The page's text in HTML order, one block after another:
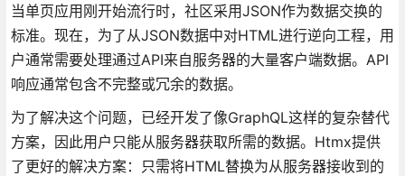
当单页应用刚开始流行时，社区采用JSON作为数据交换的
标准。现在，为了从JSON数据中对HTML进行逆向工程，用
户通常需要处理通过API来自服务器的大量客户端数据。API
响应通常包含不完整或冗余的数据。
为了解决这个问题，已经开发了像GraphQL这样的复杂替代
方案，因此用户只能从服务器获取所需的数据。Htmx提供
了更好的解决方案：只需将HTML替换为从服务器接收到的